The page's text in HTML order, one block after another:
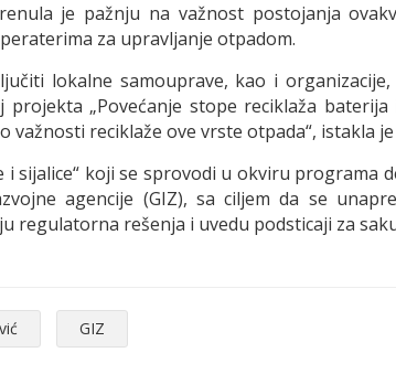
je pažnju na važnost postojanja
za upravljanje otpadom.
lokalne samouprave, kao i
„Povećanje stope reciklaža baterija
reciklaže ove vrste otpada“, istakla je
sijalice“ koji se sprovodi u okviru programa
agencije (GIZ), sa ciljem da se
regulatorna rešenja i uvedu podsticaji za
GIZ